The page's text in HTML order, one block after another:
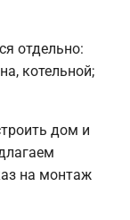
отдельно:
котельной;
дом и
на монтаж